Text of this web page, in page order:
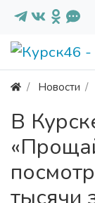
Новости
В